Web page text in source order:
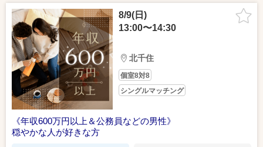
8/9(日)
13:00〜14:30
北千住
個室8対8
シングルマッチング
《年収600万円以上＆公務員などの男性》
穏やかな人が好きな方